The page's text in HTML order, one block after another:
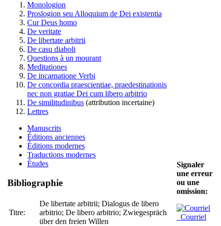
Monologion
Proslogion seu Alloquium de Dei existentia
Cur Deus homo
De veritate
De libertate arbitrii
De casu diaboli
Questions à un mourant
Meditationes
De incarnatione Verbi
De concordia praescientiae, praedestinationis
nec non gratiae Dei cum libero arbitrio
De similitudinibus (attribution incertaine)
Lettres
Manuscrits
Éditions anciennes
Éditions modernes
Traductions modernes
Études
Bibliographie
Titre:
De libertate arbitrii; Dialogus de libero
arbitrio; De libero arbitrio; Zwiegespräch
über den freien Willen
Signaler
une erreur
ou une
omission:
Courriel